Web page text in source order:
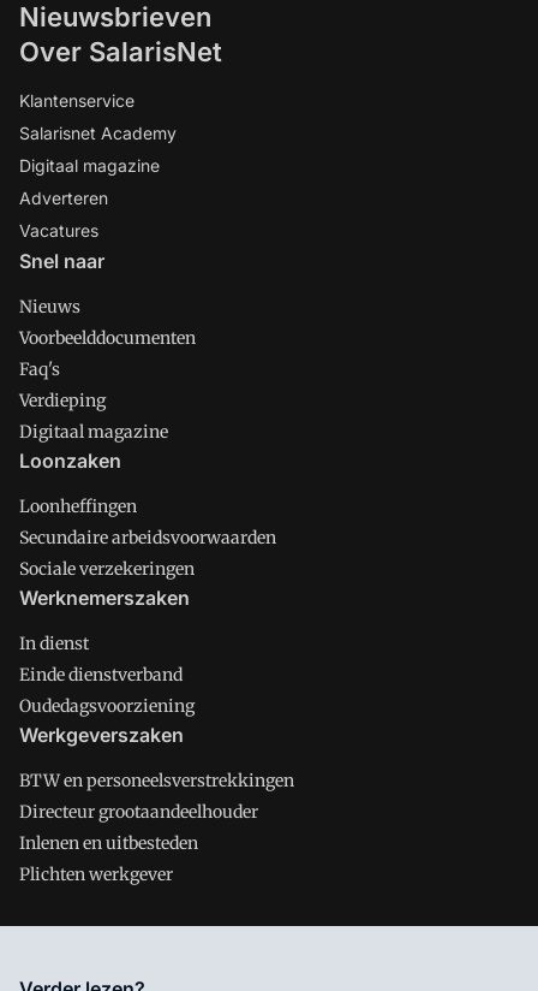
Nieuwsbrieven
Over SalarisNet
Klantenservice
Salarisnet Academy
Digitaal magazine
Adverteren
Vacatures
Snel naar
Nieuws
Voorbeelddocumenten
Faq's
Verdieping
Digitaal magazine
Loonzaken
Loonheffingen
Secundaire arbeidsvoorwaarden
Sociale verzekeringen
Werknemerszaken
In dienst
Einde dienstverband
Oudedagsvoorziening
Werkgeverszaken
BTW en personeelsverstrekkingen
Directeur grootaandeelhouder
Inlenen en uitbesteden
Plichten werkgever
Salarisnet is onderdeel van VMN media. Lees in